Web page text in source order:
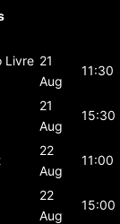
Livre 21
Aug
11:30
21
Aug
15:30
22
Aug
11:00
22
Aug
15:00